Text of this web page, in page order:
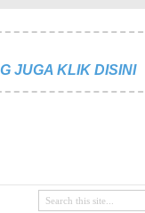
JUGA KLIK DISINI